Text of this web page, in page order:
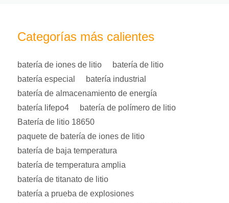
Categorías más calientes
batería de iones de litio
batería de litio
batería especial
batería industrial
batería de almacenamiento de energía
batería lifepo4
batería de polímero de litio
Batería de litio 18650
paquete de batería de iones de litio
batería de baja temperatura
batería de temperatura amplia
batería de titanato de litio
batería a prueba de explosiones